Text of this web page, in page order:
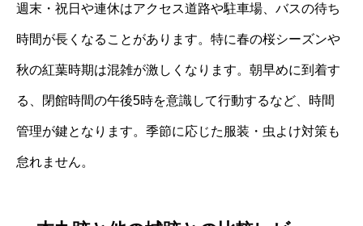
週末・祝日や連休はアクセス道路や駐車場、バスの待ち
時間が長くなることがあります。特に春の桜シーズンや
秋の紅葉時期は混雑が激しくなります。朝早めに到着す
る、閉館時間の午後5時を意識して行動するなど、時間
管理が鍵となります。季節に応じた服装・虫よけ対策も
怠れません。